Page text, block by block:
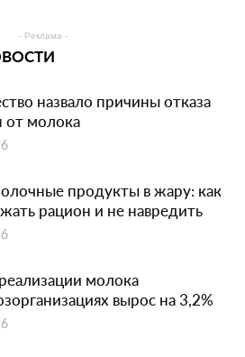
- Реклама -
назвало причины отказа
от молока
продукты в жару: как
рацион и не навредить
молока
вырос на 3,2%